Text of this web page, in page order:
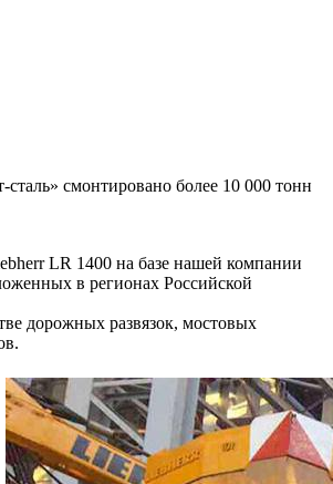
смонтировано более 10 000 тонн
LR 1400 на базе нашей компании
в регионах Российской
дорожных развязок, мостовых